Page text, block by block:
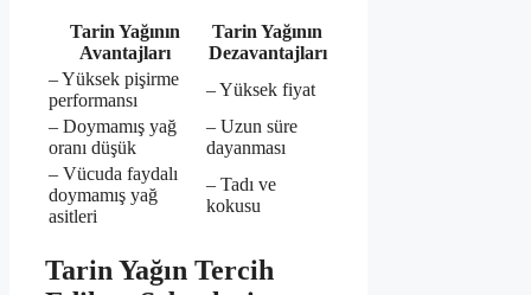
Tarin Yağının
Avantajları
Tarin Yağının
Dezavantajları
– Yüksek pişirme
performansı
– Yüksek fiyat
– Doymamış yağ
oranı düşük
– Uzun süre
dayanması
– Vücuda faydalı
doymamış yağ
asitleri
– Tadı ve
kokusu
Tarin Yağın Tercih